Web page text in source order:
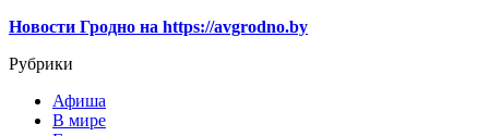
Новости Гродно на https://avgrodno.by
Рубрики
Афиша
В мире